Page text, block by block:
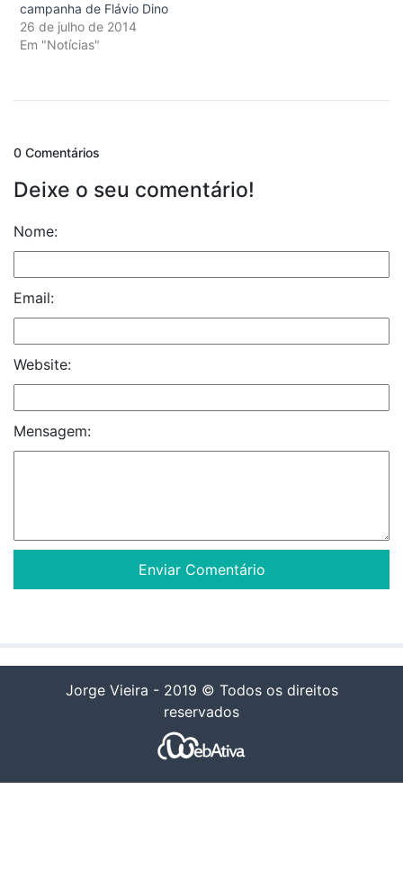
campanha de Flávio Dino
26 de julho de 2014
Em "Notícias"
0 Comentários
Deixe o seu comentário!
Nome:
Email:
Website:
Mensagem:
Jorge Vieira - 2019 © Todos os direitos
reservados